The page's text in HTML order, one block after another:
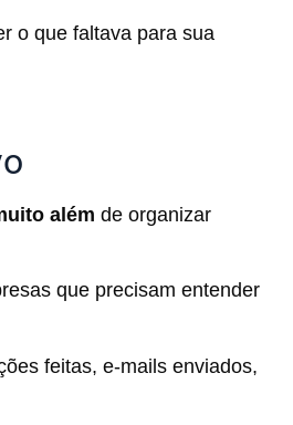
o que faltava para sua
além de organizar
que precisam entender
feitas, e-mails enviados,